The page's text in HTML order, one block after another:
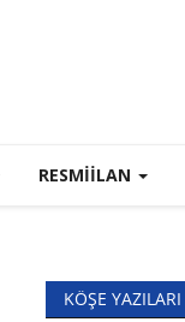
RESMIILAN
KÖŞE YAZILARI